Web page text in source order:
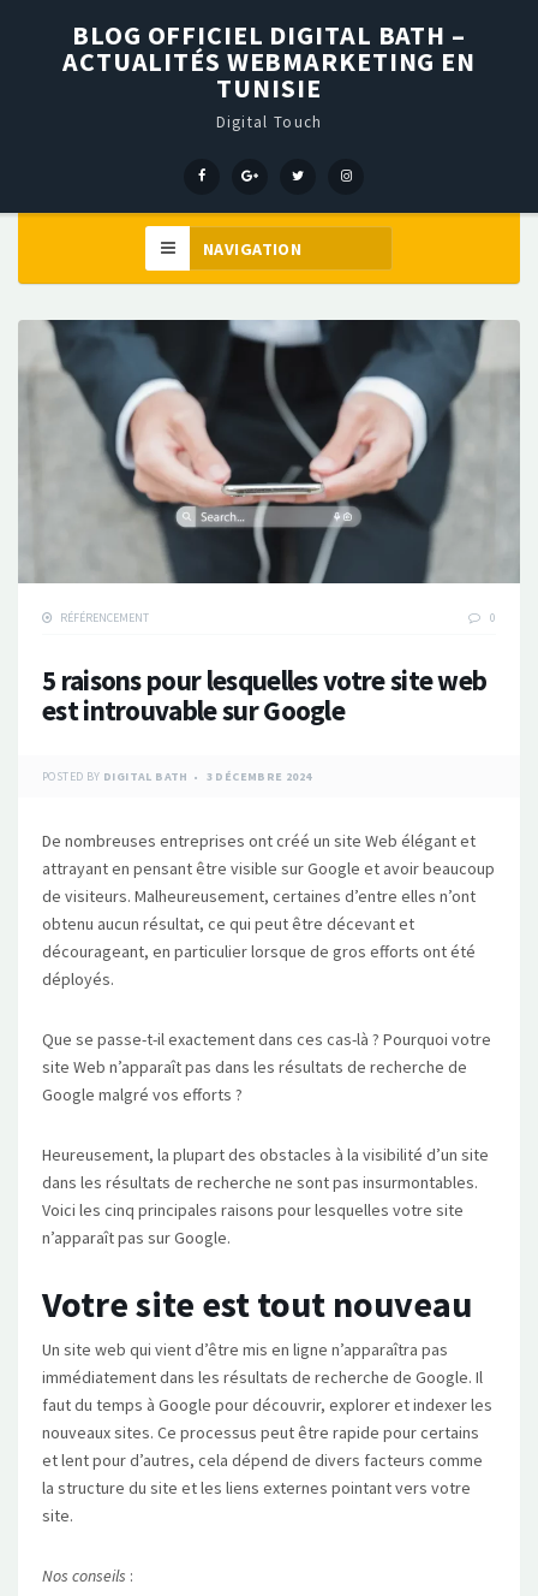
BLOG OFFICIEL DIGITAL BATH –
ACTUALITÉS WEBMARKETING EN
TUNISIE
Digital Touch
Menu
Menu
Menu
menu
RÉFÉRENCEMENT 0
5 raisons pour lesquelles votre site web
est introuvable sur Google
POSTED BY DIGITAL BATH 3 DÉCEMBRE 2024
De nombreuses entreprises ont créé un site Web élégant et
attrayant en pensant être visible sur Google et avoir beaucoup
de visiteurs. Malheureusement, certaines d’entre elles n’ont
obtenu aucun résultat, ce qui peut être décevant et
décourageant, en particulier lorsque de gros efforts ont été
déployés.
Que se passe-t-il exactement dans ces cas-là ? Pourquoi votre
site Web n’apparaît pas dans les résultats de recherche de
Google malgré vos efforts ?
Heureusement, la plupart des obstacles à la visibilité d’un site
dans les résultats de recherche ne sont pas insurmontables.
Voici les cinq principales raisons pour lesquelles votre site
n’apparaît pas sur Google.
Votre site est tout nouveau
Un site web qui vient d’être mis en ligne n’apparaîtra pas
immédiatement dans les résultats de recherche de Google. Il
faut du temps à Google pour découvrir, explorer et indexer les
nouveaux sites. Ce processus peut être rapide pour certains
et lent pour d’autres, cela dépend de divers facteurs comme
la structure du site et les liens externes pointant vers votre
site.
Nos conseils :